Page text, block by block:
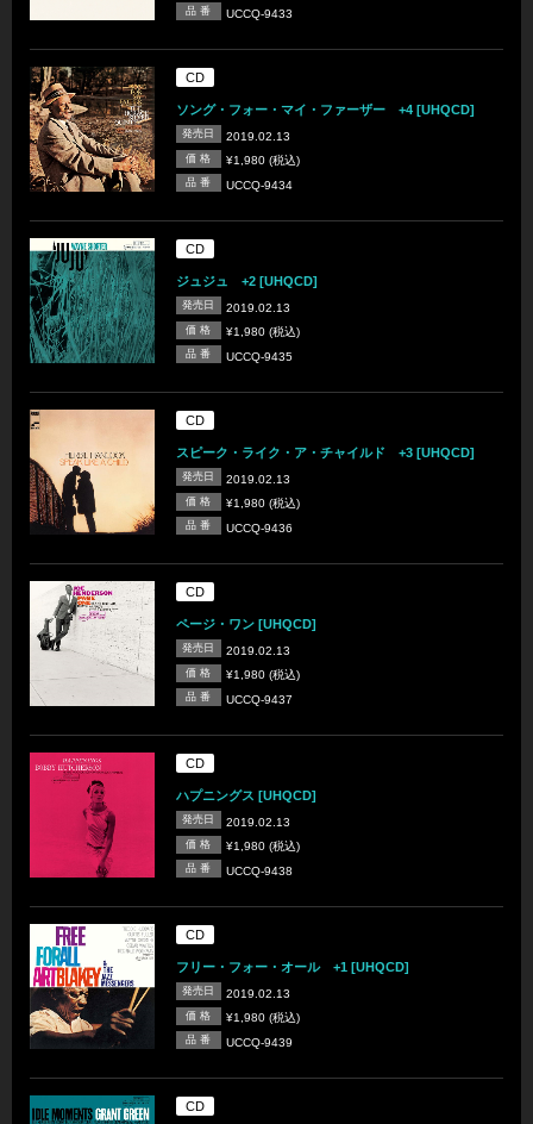
品 番 UCCQ-9433
CD
ソング・フォー・マイ・ファーザー +4 [UHQCD]
発売日 2019.02.13
価 格 ¥1,980 (税込)
品 番 UCCQ-9434
CD
ジュジュ +2 [UHQCD]
発売日 2019.02.13
価 格 ¥1,980 (税込)
品 番 UCCQ-9435
CD
スピーク・ライク・ア・チャイルド +3 [UHQCD]
発売日 2019.02.13
価 格 ¥1,980 (税込)
品 番 UCCQ-9436
CD
ページ・ワン [UHQCD]
発売日 2019.02.13
価 格 ¥1,980 (税込)
品 番 UCCQ-9437
CD
ハプニングス [UHQCD]
発売日 2019.02.13
価 格 ¥1,980 (税込)
品 番 UCCQ-9438
CD
フリー・フォー・オール +1 [UHQCD]
発売日 2019.02.13
価 格 ¥1,980 (税込)
品 番 UCCQ-9439
CD